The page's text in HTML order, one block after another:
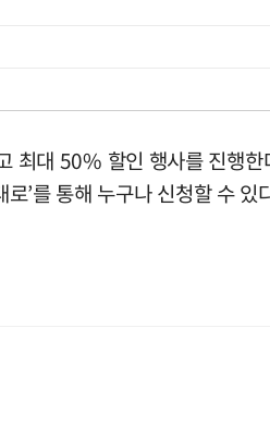
대 50% 할인 행사를 진행
’를 통해 누구나 신청할 수 있